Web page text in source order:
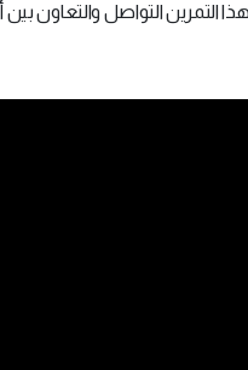
التواصل والتعاون بين